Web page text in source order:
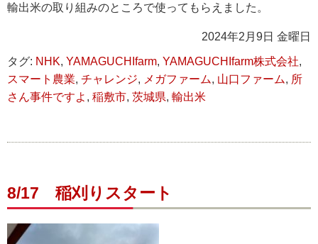
輸出米の取り組みのところで使ってもらえました。
2024年2月9日 金曜日
タグ: NHK, YAMAGUCHIfarm, YAMAGUCHIfarm株式会社,
スマート農業, チャレンジ, メガファーム, 山口ファーム, 所
さん事件ですよ , 稲敷市, 茨城県, 輸出米
8/17 稲刈りスタート